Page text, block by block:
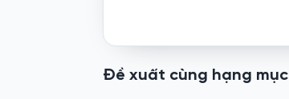
Đề xuất cùng hạng mục